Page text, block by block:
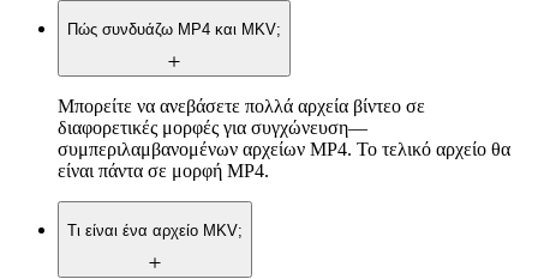
Πώς συνδυάζω MP4 και MKV;
Μπορείτε να ανεβάσετε πολλά αρχεία βίντεο σε
διαφορετικές μορφές για συγχώνευση—
συμπεριλαμβανομένων αρχείων MP4. Το τελικό αρχείο θα
είναι πάντα σε μορφή MP4.
Τι είναι ένα αρχείο MKV;